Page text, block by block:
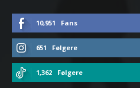
10,951 Fans
651 Følgere
1,362 Følgere